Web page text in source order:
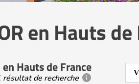
en Hauts
en Hauts de France
résultat de recherche